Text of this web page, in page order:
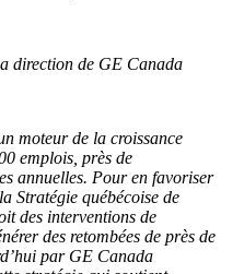
direction de GE Canada
moteur de la croissance
emplois, près de
annuelles. Pour en favoriser
Stratégie québécoise de
des interventions de
des retombées de près de
par GE Canada